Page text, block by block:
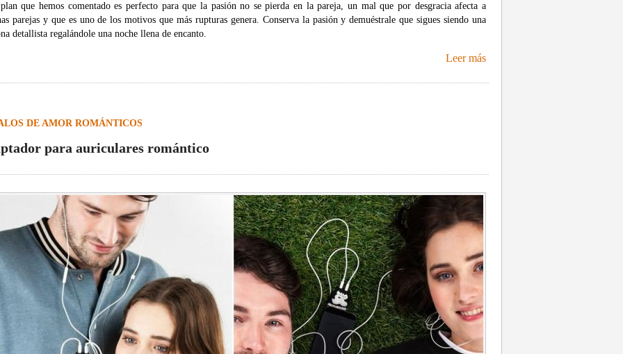
que hemos comentado es perfecto para que la pasión no se pierda en la pareja, un mal que por desgracia afecta a
parejas y que es uno de los motivos que más rupturas genera. Conserva la pasión y demuéstrale que sigues siendo una
detallista regalándole una noche llena de encanto.
Leer más
DE AMOR ROMÁNTICOS
para auriculares romántico